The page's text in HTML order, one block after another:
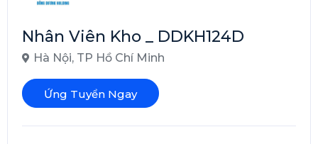
Nhân Viên Kho _ DDKH124D
Hà Nội, TP Hồ Chí Minh
Ứng Tuyển Ngay